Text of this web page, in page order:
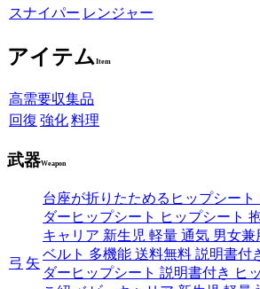
スナイパー レンジャー
アイテム Item
高需要収集品
回復 強化料理
武器Weapon
弓 矢
台座が折りたためるヒップシート
ダーヒップシート ヒップシート
キャリア 新生児 軽量 通気 男女
ベルト 多機能 送料無料 説明書付
ダーヒップシート 説明書付き ヒ